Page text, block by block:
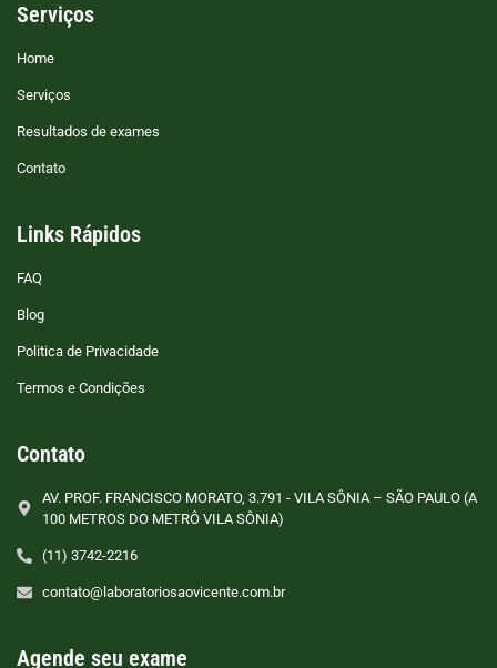
Serviços
Home
Serviços
Resultados de exames
Contato
Links Rápidos
FAQ
Blog
Politica de Privacidade
Termos e Condições
Contato
AV. PROF. FRANCISCO MORATO, 3.791 - VILA SÔNIA – SÃO PAULO (A
100 METROS DO METRÔ VILA SÔNIA)
(11) 3742-2216
contato@laboratoriosaovicente.com.br
Agende seu exame